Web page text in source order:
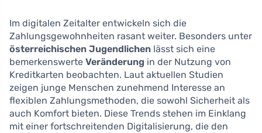
Im digitalen Zeitalter entwickeln sich die
Zahlungsgewohnheiten rasant weiter. Besonders unter
österreichischen Jugendlichen lässt sich eine
bemerkenswerte Veränderung in der Nutzung von
Kreditkarten beobachten. Laut aktuellen Studien
zeigen junge Menschen zunehmend Interesse an
flexiblen Zahlungsmethoden, die sowohl Sicherheit als
auch Komfort bieten. Diese Trends stehen im Einklang
mit einer fortschreitenden Digitalisierung, die den